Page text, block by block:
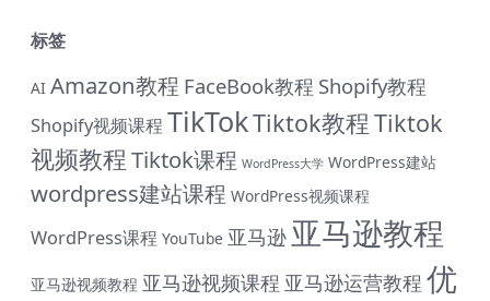
标签
AI Amazon教程 FaceBook教程 Shopify教程
Shopify视频课程 TikTokTiktok教程Tiktok
视频教程Tiktok课程 WordPress大学 WordPress建站
wordpress建站课程 WordPress视频课程
WordPress课程 YouTube 亚马逊 亚马逊教程
亚马逊视频教程 亚马逊视频课程 亚马逊运营教程 优